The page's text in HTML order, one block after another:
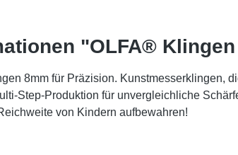
"OLFA®
8mm für Präzision. Kunstmesserklingen,
Step-Produktion für unvergleichliche
von Kindern aufbewahren!